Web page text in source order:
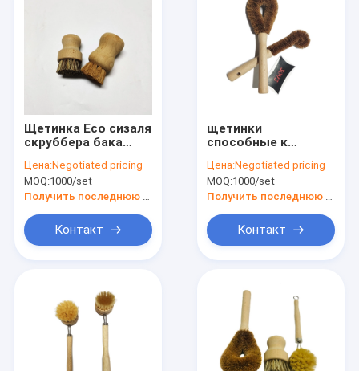
Продукты
VR - шоу
Щетинка Eco сизаля
скруббера бака
деревянная
дружелюбное
Цена:Negotiated pricing
MOQ:1000/set
Получить последнюю цену
Контакт
щетинки
способные к
щеток чистки
домочадца 25cm
бамбуковые
естественные
Цена:Negotiated pricing
MOQ:1000/set
Получить последнюю цену
Контакт